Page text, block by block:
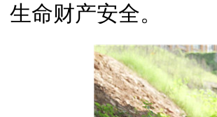
生命财产安全。